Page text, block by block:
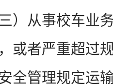
）从事校车业
或者严重超过
全管理规定运